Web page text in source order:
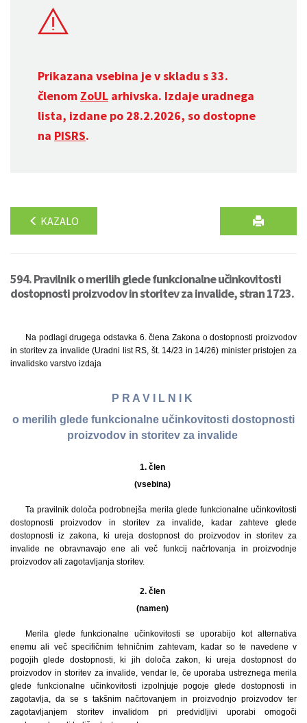
Prikazana vsebina je v skladu s 33.
členom ZoUL arhivska. Izdaje uradnega
lista, izdane po 28.2.2026, so dostopne
na PISRS.
KAZALO
594. Pravilnik o merilih glede funkcionalne učinkovitosti
dostopnosti proizvodov in storitev za invalide, stran 1723.
Na podlagi drugega odstavka 6. člena Zakona o dostopnosti proizvodov
in storitev za invalide (Uradni list RS, št. 14/23 in 14/26) minister pristojen za
invalidsko varstvo izdaja
P R A V I L N I K
o merilih glede funkcionalne učinkovitosti dostopnosti
proizvodov in storitev za invalide
1. člen
(vsebina)
Ta pravilnik določa podrobnejša merila glede funkcionalne učinkovitosti
dostopnosti proizvodov in storitev za invalide, kadar zahteve glede
dostopnosti iz zakona, ki ureja dostopnost do proizvodov in storitev za
invalide ne obravnavajo ene ali več funkcij načrtovanja in proizvodnje
proizvodov ali zagotavljanja storitev.
2. člen
(namen)
Merila glede funkcionalne učinkovitosti se uporabijo kot alternativa
enemu ali več specifičnim tehničnim zahtevam, kadar so te navedene v
pogojih glede dostopnosti, ki jih določa zakon, ki ureja dostopnost do
proizvodov in storitev za invalide, vendar le, če uporaba ustreznega merila
glede funkcionalne učinkovitosti izpolnjuje pogoje glede dostopnosti in
zagotavlja, da se s takšnim načrtovanjem in proizvodnjo proizvodov ter
zagotavljanjem storitev invalidom pri predvidljivi uporabi omogoči